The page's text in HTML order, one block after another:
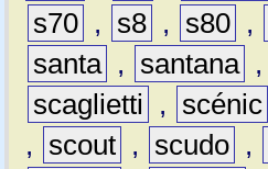
s70 , s8 , s80 ,
santa , santana ,
scaglietti
, scénic
,
scout , scudo ,